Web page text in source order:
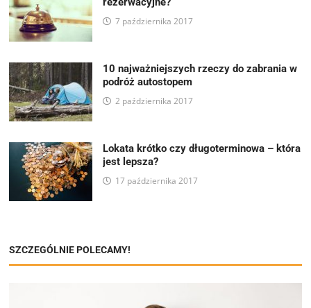
7 października 2017
10 najważniejszych rzeczy do zabrania w
podróż autostopem
2 października 2017
Lokata krótko czy długoterminowa – która
jest lepsza?
17 października 2017
SZCZEGÓLNIE POLECAMY!